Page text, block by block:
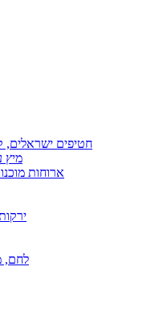
חטיפים ישראלים,
מיץ
ארוחות
לחם,